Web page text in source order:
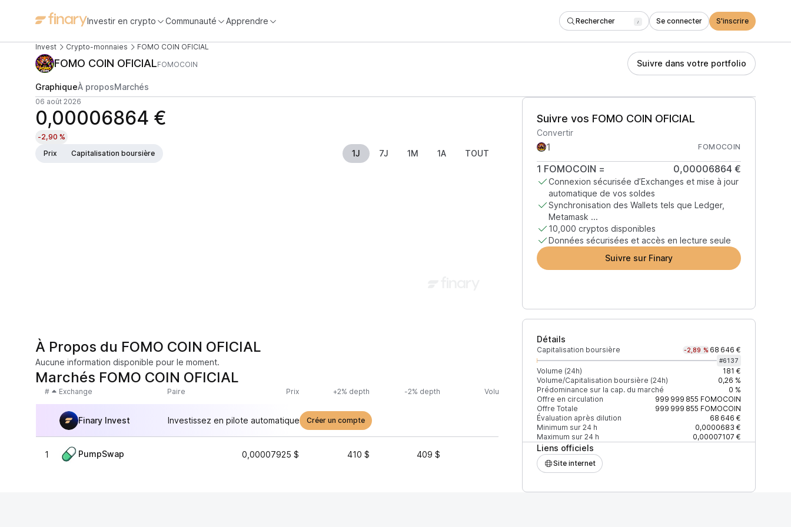
Investir en crypto Communauté Apprendre Rechercher / Se connecter S'inscrire
Invest Crypto-monnaies FOMO COIN OFICIAL
FOMO COIN OFICIALFOMOCOIN Suivre dans votre portfolio
GraphiqueÀ proposMarchés
06 août 2026
0,00006864 €
-2,90 %
Prix
Capitalisation boursière 1J 7J 1M 1A TOUT
Suivre vos FOMO COIN OFICIAL
Convertir
FOMOCOIN
1 FOMOCOIN = 0,00006864 €
Connexion sécurisée d’Exchanges et mise à jour
automatique de vos soldes
Synchronisation des Wallets tels que Ledger,
Metamask ...
10,000 cryptos disponibles
Données sécurisées et accès en lecture seule
Suivre sur Finary
Détails
Capitalisation boursière -2,89 % 68 646 €
#6137
Volume (24h)
181 €
Volume/Capitalisation boursière (24h)
0,26 %
Prédominance sur la cap. du marché
0 %
Offre en circulation
999 999 855 FOMOCOIN
Offre Totale
999 999 855 FOMOCOIN
Évaluation après dilution
68 646 €
Minimum sur 24 h
0,0000683 €
Maximum sur 24 h
0,00007107 €
Liens officiels
Site internet
À Propos du FOMO COIN OFICIAL
Aucune information disponible pour le moment.
Marchés FOMO COIN OFICIAL
# Exchange Paire Prix +2% depth -2% depth Volume (24h) % du volume Confiance Mis à jour
Finary Invest Investissez en pilote automatique Créer un compte
1 PumpSwap 0,00007925 $ 410 $ 409 $ 100 %